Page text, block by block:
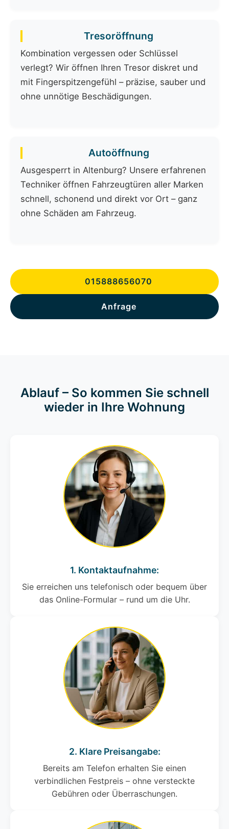
Tresoröffnung
Kombination vergessen oder Schlüssel
verlegt? Wir öffnen Ihren Tresor diskret und
mit Fingerspitzengefühl – präzise, sauber und
ohne unnötige Beschädigungen.
Autoöffnung
Ausgesperrt in Altenburg? Unsere erfahrenen
Techniker öffnen Fahrzeugtüren aller Marken
schnell, schonend und direkt vor Ort – ganz
ohne Schäden am Fahrzeug.
015888656070
Anfrage
Ablauf – So kommen Sie schnell
wieder in Ihre Wohnung
1. Kontaktaufnahme:
Sie erreichen uns telefonisch oder bequem über
das Online-Formular – rund um die Uhr.
2. Klare Preisangabe:
Bereits am Telefon erhalten Sie einen
verbindlichen Festpreis – ohne versteckte
Gebühren oder Überraschungen.